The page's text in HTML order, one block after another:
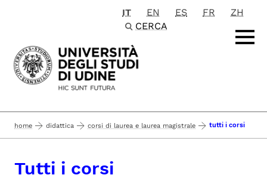
Passa al contenuto principale
IT EN ES FR
ZH
CERCA
home didattica corsi di laurea e laurea magistrale tutti i corsi
Tutti i corsi